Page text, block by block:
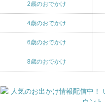
2歳のおでかけ
4歳のおでかけ
6歳のおでかけ
8歳のおでかけ